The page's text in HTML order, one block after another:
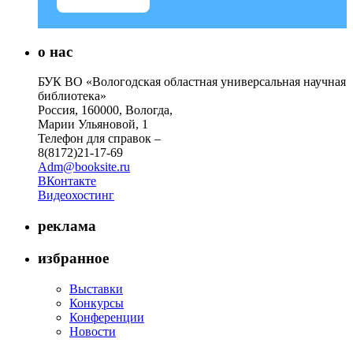
о нас
БУК ВО «Вологодская областная универсальная научная
библиотека»
Россия, 160000, Вологда,
Марии Ульяновой, 1
Телефон для справок –
8(8172)21-17-69
Adm@booksite.ru
ВКонтакте
Видеохостинг
реклама
избранное
Выставки
Конкурсы
Конференции
Новости